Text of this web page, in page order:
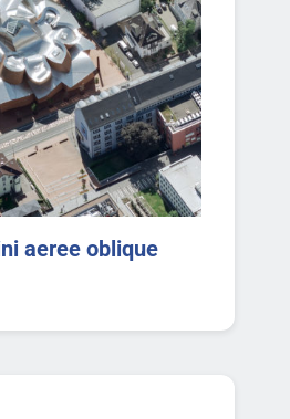
aeree oblique